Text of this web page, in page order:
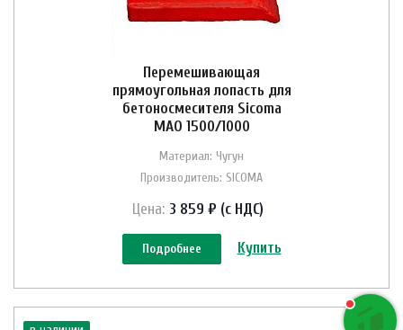
Перемешивающая
прямоугольная лопасть для
бетоносмесителя Sicoma
MAO 1500/1000
Материал: Чугун
Производитель: SICOMA
Цена: 3 859 ₽ (с НДС)
Подробнее Купить